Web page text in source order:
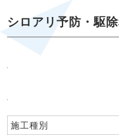
シロアリ予防・駆
施工種別